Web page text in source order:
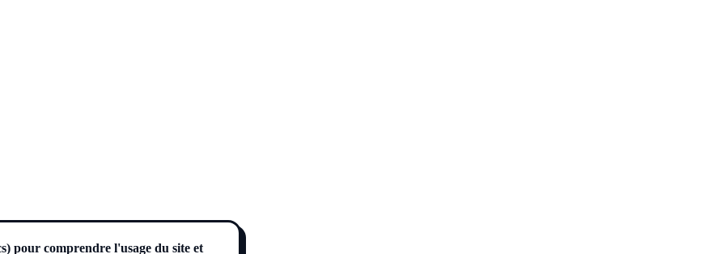
pour comprendre l'usage du site et